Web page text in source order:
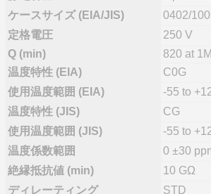
ケースサイズ (EIA/JIS)
0402/
定格電圧
250 V
Q (min)
820 at
温度特性 (EIA)
C0G
使用温度範囲 (EIA)
-55 to
温度特性 (JIS)
CG
使用温度範囲 (JIS)
-55 to
温度係数範囲
0 ±30
絶縁抵抗値 (min)
10 GΩ
ディレーティング
STD